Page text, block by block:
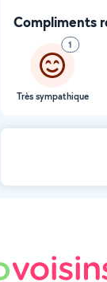
Compliments
1
Très sympathique